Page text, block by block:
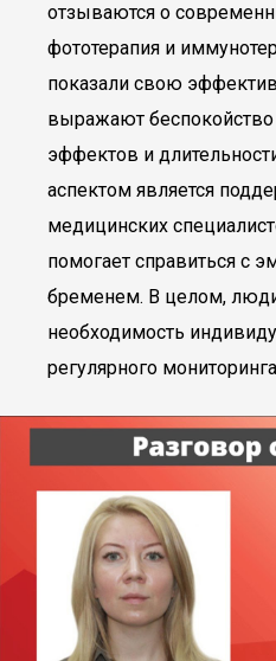
отзываются о
фототерапия и
показали свою
выражают
эффектов и
аспектом является
медицинских
помогает справиться с
бременем. В целом,
необходимость
регулярного